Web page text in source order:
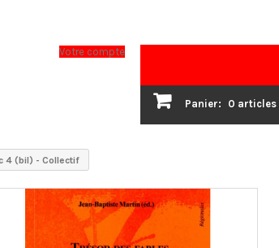
Panier: 0 articles
Votre compte
4 (bil) - Collectif